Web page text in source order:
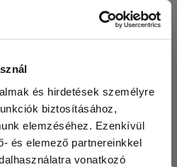
és hirdetések személyre
biztosításához,
elemzéséhez. Ezenkívül
és elemező partnereinkkel
vonatkozó
fogyaztása
mandula és kesuvajat!